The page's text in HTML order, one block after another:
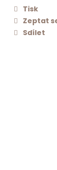
Tisk
Zeptat
Sdílet